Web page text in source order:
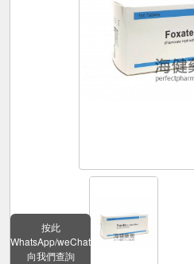
按此
WhatsApp/weChat
向我們查詢